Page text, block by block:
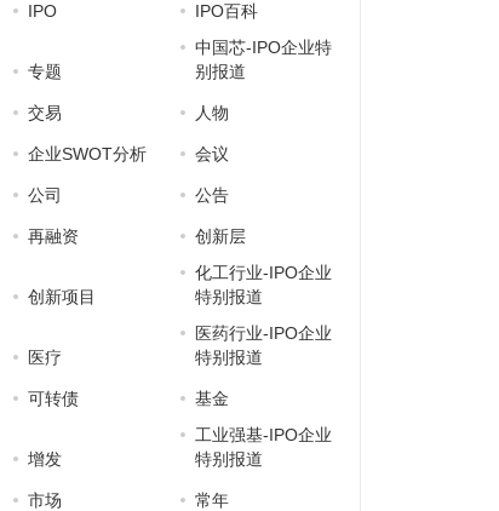
IPO IPO百科
专题
中国芯-IPO企业特
别报道
交易 人物
企业SWOT分析 会议
公司 公告
再融资 创新层
创新项目
化工行业-IPO企业
特别报道
医疗
医药行业-IPO企业
特别报道
可转债 基金
增发
工业强基-IPO企业
特别报道
市场 常年